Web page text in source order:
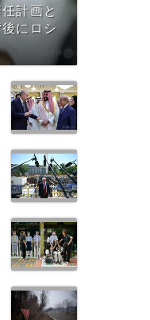
計画と
にロシ